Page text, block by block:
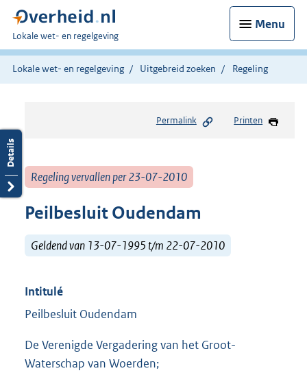
Menu
U
bent
hier:
Lokale wet- en regelgeving
Lokale wet- en regelgeving Uitgebreid zoeken Regeling
Permalink Printen
Regeling vervallen per 23-07-2010
Peilbesluit Oudendam
Geldend van 13-07-1995 t/m 22-07-2010
Intitulé
Peilbesluit Oudendam
De Verenigde Vergadering van het Groot-
Waterschap van Woerden;